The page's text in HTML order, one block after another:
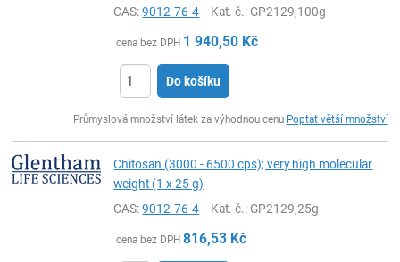
CAS:9012-76-4 Kat. č.: GP2129,100g
cena bez DPH 1 940,50 Kč
Do košíku
Průmyslová množství látek za výhodnou cenu Poptat větší množství
Chitosan (3000 - 6500 cps); very high molecular
weight (1 x 25 g)
CAS:9012-76-4 Kat. č.: GP2129,25g
cena bez DPH 816,53 Kč